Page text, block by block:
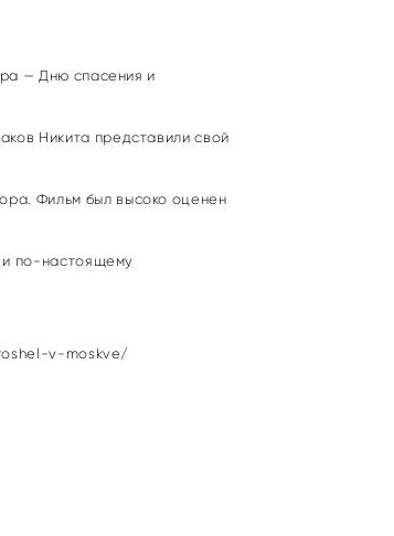
— Дню спасения и
Никита представили свой
Фильм был высоко оценен
и по-настоящему
v-moskve/